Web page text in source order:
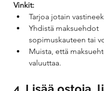
Vinkit:
Tarjoa jotain
Yhdistä maksuehdot
sopimuskauteen tai
Muista, että
valuuttaa.